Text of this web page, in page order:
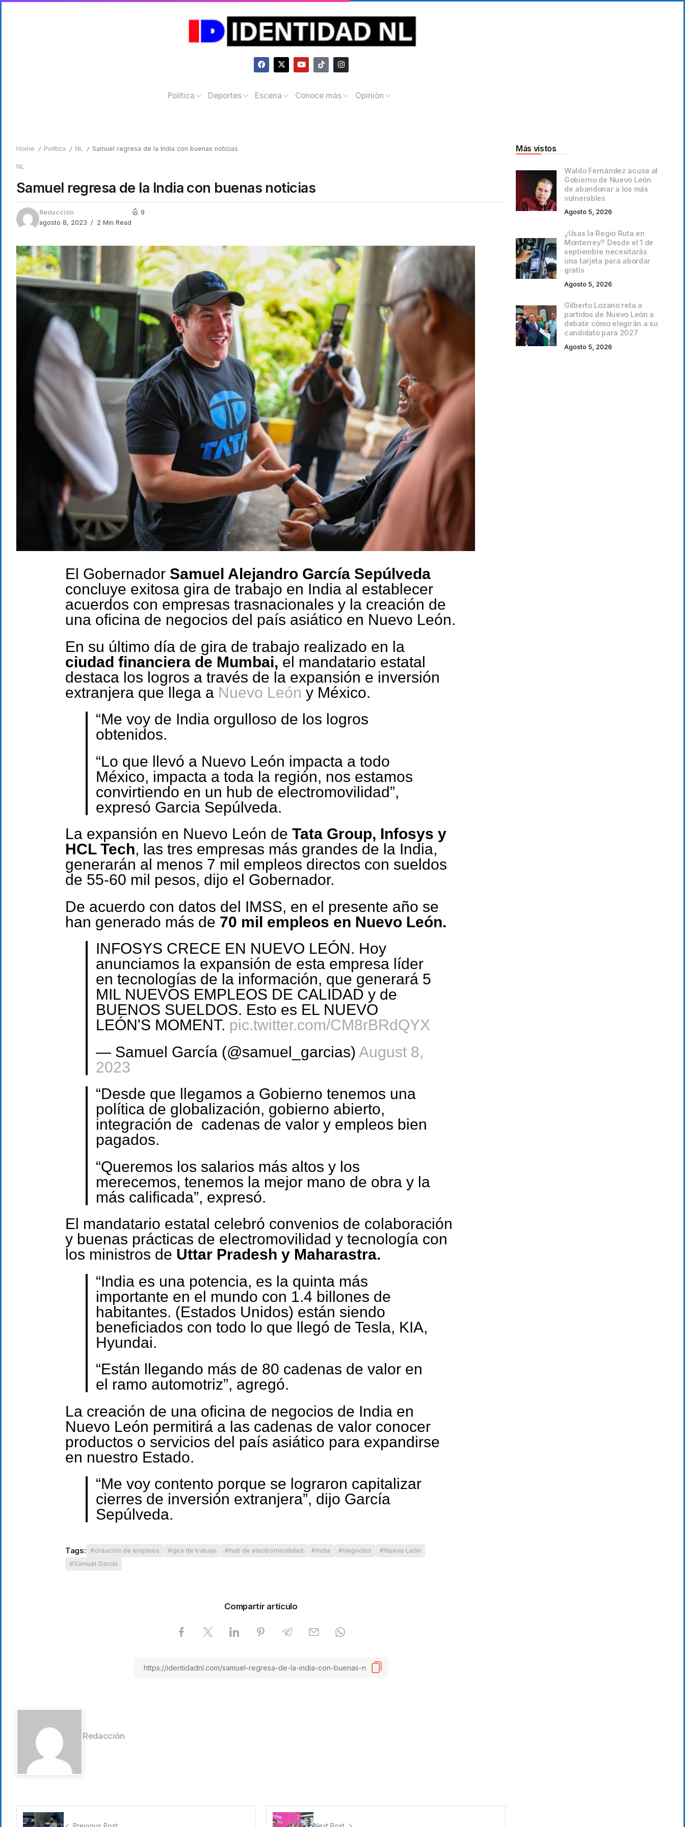
Política Deportes Escena Conoce más Opinión
Home / Política / NL / Samuel regresa de la India con buenas noticias
NL
Samuel regresa de la India con buenas noticias
Redacción
agosto 8, 2023
2 Min Read
9
El Gobernador Samuel Alejandro García Sepúlveda
concluye exitosa gira de trabajo en India al establecer
acuerdos con empresas trasnacionales y la creación de
una oficina de negocios del país asiático en Nuevo León.
En su último día de gira de trabajo realizado en la
ciudad financiera de Mumbai, el mandatario estatal
destaca los logros a través de la expansión e inversión
extranjera que llega a Nuevo León y México.
“Me voy de India orgulloso de los logros
obtenidos.
“Lo que llevó a Nuevo León impacta a todo
México, impacta a toda la región, nos estamos
convirtiendo en un hub de electromovilidad”,
expresó Garcia Sepúlveda.
La expansión en Nuevo León de Tata Group, Infosys y
HCL Tech, las tres empresas más grandes de la India,
generarán al menos 7 mil empleos directos con sueldos
de 55-60 mil pesos, dijo el Gobernador.
De acuerdo con datos del IMSS, en el presente año se
han generado más de 70 mil empleos en Nuevo León.
INFOSYS CRECE EN NUEVO LEÓN. Hoy
anunciamos la expansión de esta empresa líder
en tecnologías de la información, que generará 5
MIL NUEVOS EMPLEOS DE CALIDAD y de
BUENOS SUELDOS. Esto es EL NUEVO
LEÓN'S MOMENT. pic.twitter.com/CM8rBRdQYX
— Samuel García (@samuel_garcias) August 8,
2023
“Desde que llegamos a Gobierno tenemos una
política de globalización, gobierno abierto,
integración de cadenas de valor y empleos bien
pagados.
“Queremos los salarios más altos y los
merecemos, tenemos la mejor mano de obra y la
más calificada”, expresó.
El mandatario estatal celebró convenios de colaboración
y buenas prácticas de electromovilidad y tecnología con
los ministros de Uttar Pradesh y Maharastra.
“India es una potencia, es la quinta más
importante en el mundo con 1.4 billones de
habitantes. (Estados Unidos) están siendo
beneficiados con todo lo que llegó de Tesla, KIA,
Hyundai.
“Están llegando más de 80 cadenas de valor en
el ramo automotriz”, agregó.
La creación de una oficina de negocios de India en
Nuevo León permitirá a las cadenas de valor conocer
productos o servicios del país asiático para expandirse
en nuestro Estado.
“Me voy contento porque se lograron capitalizar
cierres de inversión extranjera”, dijo García
Sepúlveda.
Tags: creación de empleos gira de trabajo hub de electromovilidad India negocios
Nuevo León
Samuel García
Compartir artículo
Redacción
Más vistos
Waldo Fernández acusa al
Gobierno de Nuevo León
de abandonar a los más
vulnerables
Agosto 5, 2026
¿Usas la Regio Ruta en
Monterrey? Desde el 1 de
septiembre necesitarás
una tarjeta para abordar
gratis
Agosto 5, 2026
Gilberto Lozano reta a
partidos de Nuevo León a
debatir cómo elegirán a su
candidato para 2027
Agosto 5, 2026